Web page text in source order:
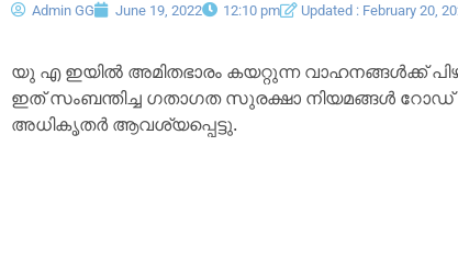
Admin GG June 19, 2022 12:10 pm Updated : February 20,
യു എ ഇയിൽ അമിതഭാരം കയറ്റുന്ന വാഹനങ്ങൾക്ക്
ഇത് സംബന്തിച്ച ഗതാഗത സുരക്ഷാ നിയമങ്ങൾ റോഡ്
അധികൃതർ ആവശ്യപ്പെട്ടു.